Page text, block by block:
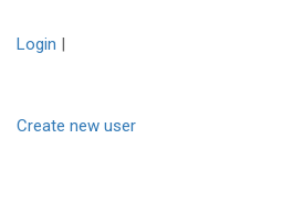
Login |
Create new user